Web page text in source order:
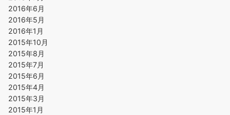
2016年6月
2016年5月
2016年1月
2015年10月
2015年8月
2015年7月
2015年6月
2015年4月
2015年3月
2015年1月